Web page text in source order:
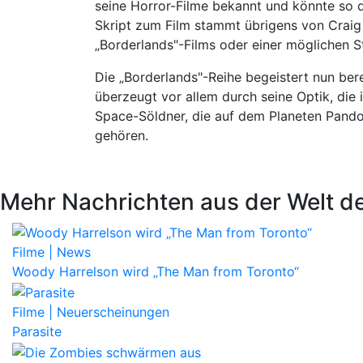
seine Horror-Filme bekannt und könnte so
Skript zum Film stammt übrigens von
„Borderlands"-Films oder einer möglichen
Die „Borderlands"-Reihe begeistert nun
überzeugt vor allem durch seine Optik,
Space-Söldner, die auf dem Planeten
gehören.
Mehr Nachrichten aus der Welt
Filme | News
Woody Harrelson wird „The Man from Toronto“
Filme | Neuerscheinungen
Parasite